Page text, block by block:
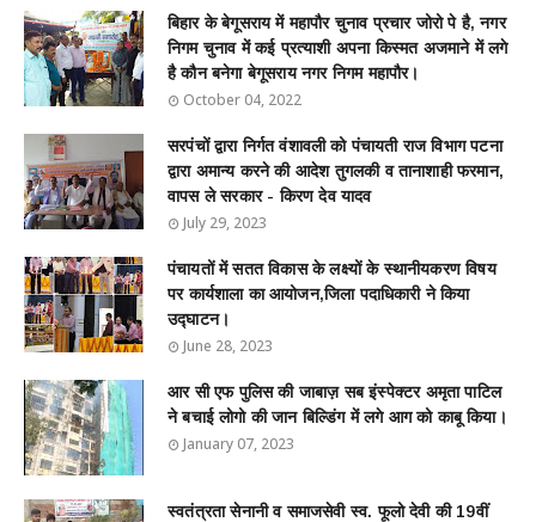
बिहार के बेगूसराय में महापौर चुनाव प्रचार जोरो पे है, नगर
निगम चुनाव में कई प्रत्याशी अपना किस्मत अजमाने में लगे
है कौन बनेगा बेगूसराय नगर निगम महापौर।
October 04, 2022
सरपंचों द्वारा निर्गत वंशावली को पंचायती राज विभाग पटना
द्वारा अमान्य करने की आदेश तुगलकी व तानाशाही फरमान,
वापस ले सरकार - किरण देव यादव
July 29, 2023
पंचायतों में सतत विकास के लक्ष्यों के स्थानीयकरण विषय
पर कार्यशाला का आयोजन,जिला पदाधिकारी ने किया
उद्घाटन।
June 28, 2023
आर सी एफ पुलिस की जाबाज़ सब इंस्पेक्टर अमृता पाटिल
ने बचाई लोगो की जान बिल्डिंग में लगे आग को काबू किया।
January 07, 2023
स्वतंत्रता सेनानी व समाजसेवी स्व. फूलो देवी की 19वीं